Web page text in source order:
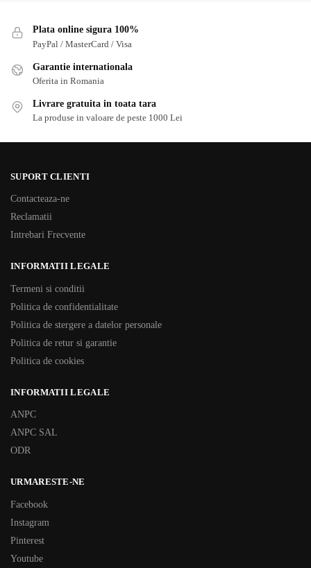
Plata online sigura 100%
PayPal / MasterCard / Visa
Garantie internationala
Oferita in Romania
Livrare gratuita in toata tara
La produse in valoare de peste 1000 Lei
SUPORT CLIENTI
Contacteaza-ne
Reclamatii
Intrebari Frecvente
INFORMATII LEGALE
Termeni si conditii
Politica de confidentialitate
Politica de stergere a datelor personale
Politica de retur si garantie
Politica de cookies
INFORMATII LEGALE
ANPC
ANPC SAL
ODR
URMARESTE-NE
Facebook
Instagram
Pinterest
Youtube